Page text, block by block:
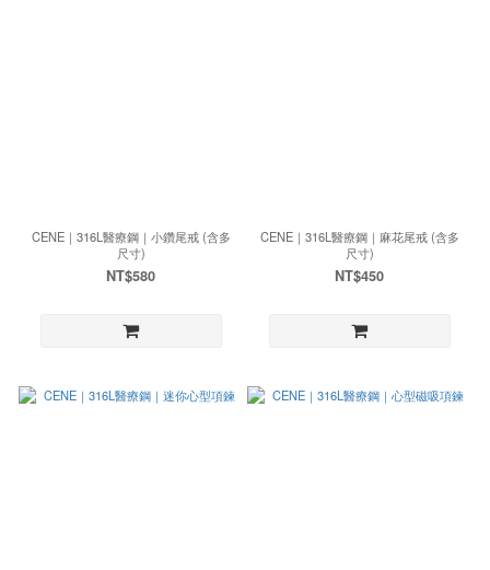
CENE｜316L醫療鋼｜小鑽尾戒 (含多
尺寸)
NT$580
CENE｜316L醫療鋼｜麻花尾戒 (含多
尺寸)
NT$450